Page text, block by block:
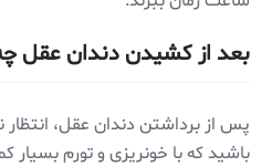
بعد از کشیدن دندان عقل
پس از برداشتن دندان عقل، انتظار
باشید که با خونریزی و تورم